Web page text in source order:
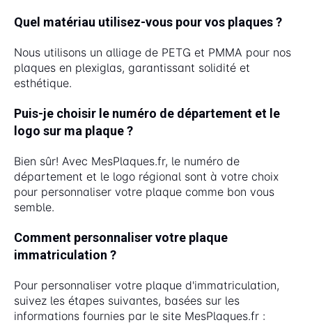
Quel matériau utilisez-vous pour vos plaques ?
Nous utilisons un alliage de PETG et PMMA pour nos
plaques en plexiglas, garantissant solidité et
esthétique.
Puis-je choisir le numéro de département et le
logo sur ma plaque ?
Bien sûr! Avec MesPlaques.fr, le numéro de
département et le logo régional sont à votre choix
pour personnaliser votre plaque comme bon vous
semble.
Comment personnaliser votre plaque
immatriculation ?
Pour personnaliser votre plaque d'immatriculation,
suivez les étapes suivantes, basées sur les
informations fournies par le site MesPlaques.fr :